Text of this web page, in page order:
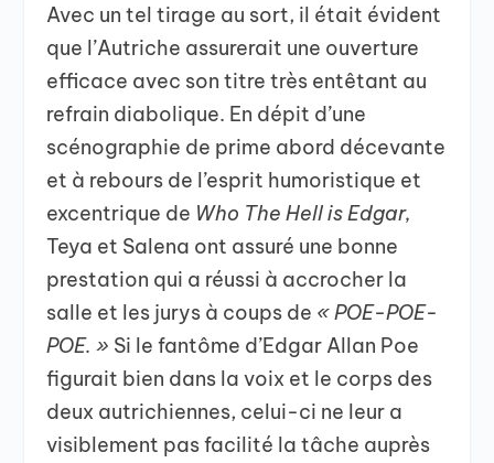
Avec un tel tirage au sort, il était évident
que l’Autriche assurerait une ouverture
efficace avec son titre très entêtant au
refrain diabolique. En dépit d’une
scénographie de prime abord décevante
et à rebours de l’esprit humoristique et
excentrique de Who The Hell is Edgar,
Teya et Salena ont assuré une bonne
prestation qui a réussi à accrocher la
salle et les jurys à coups de « POE-POE-
POE. » Si le fantôme d’Edgar Allan Poe
figurait bien dans la voix et le corps des
deux autrichiennes, celui-ci ne leur a
visiblement pas facilité la tâche auprès